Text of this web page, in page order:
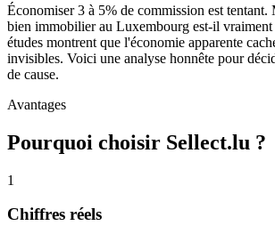
Économiser 3 à 5% de commission est tentant.
bien immobilier au Luxembourg est-il vraiment
études montrent que l'économie apparente
invisibles. Voici une analyse honnête pour
de cause.
Avantages
Pourquoi choisir Sellect.lu ?
1
Chiffres réels